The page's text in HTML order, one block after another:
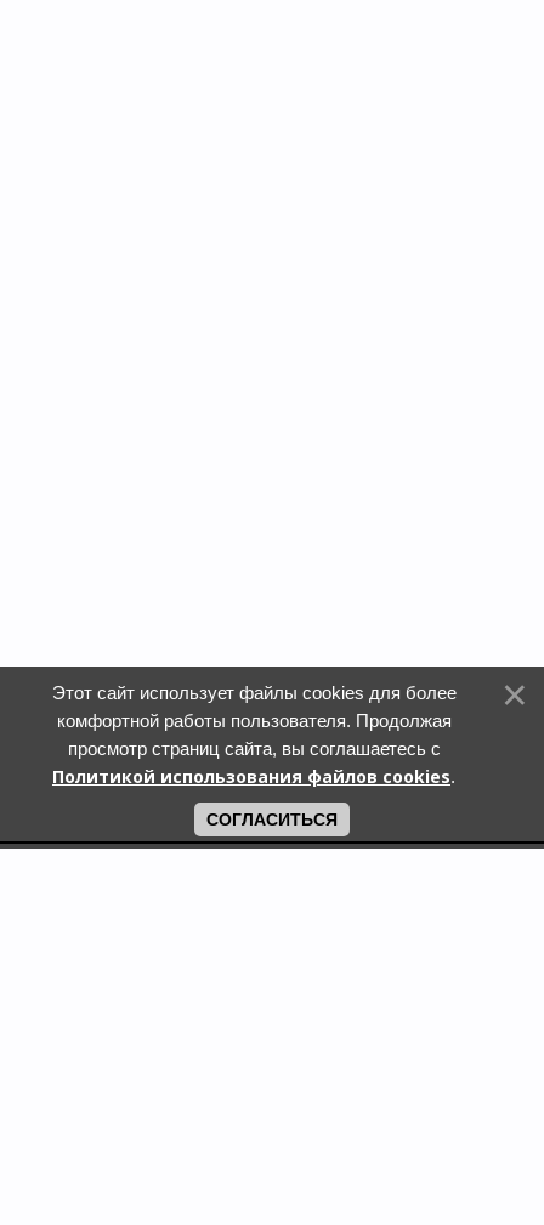
Этот сайт использует файлы cookies для более
комфортной работы пользователя. Продолжая
просмотр страниц сайта, вы соглашаетесь с
Политикой использования файлов cookies.
СОГЛАСИТЬСЯ